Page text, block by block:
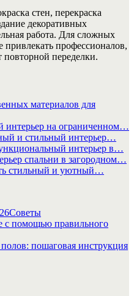
стен, перекраска
декоративных
работа. Для сложных
профессионалов,
повторной переделки.
материалов для
интерьер на ограниченном…
и стильный интерьер…
интерьер в…
спальни в загородном…
стильный и уютный…
Советы
с помощью правильного
пошаговая инструкция